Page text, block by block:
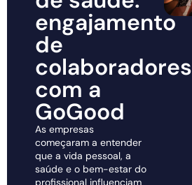
engajamento
de
colaboradores
com a
GoGood
As empresas
começaram a entender
que a vida pessoal, a
saúde e o bem-estar do
profissional influenciam